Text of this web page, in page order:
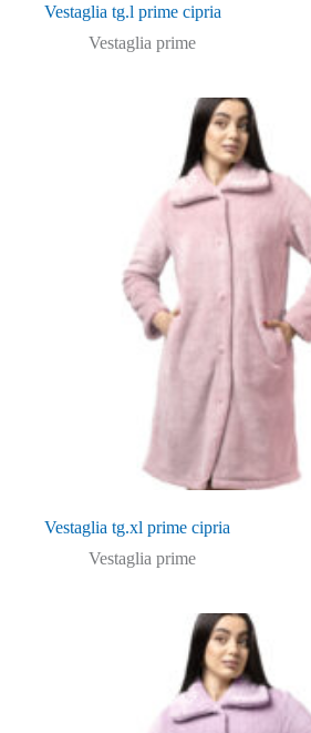
Vestaglia tg.l prime cipria
Vestaglia prime
Vestaglia tg.xl prime cipria
Vestaglia prime